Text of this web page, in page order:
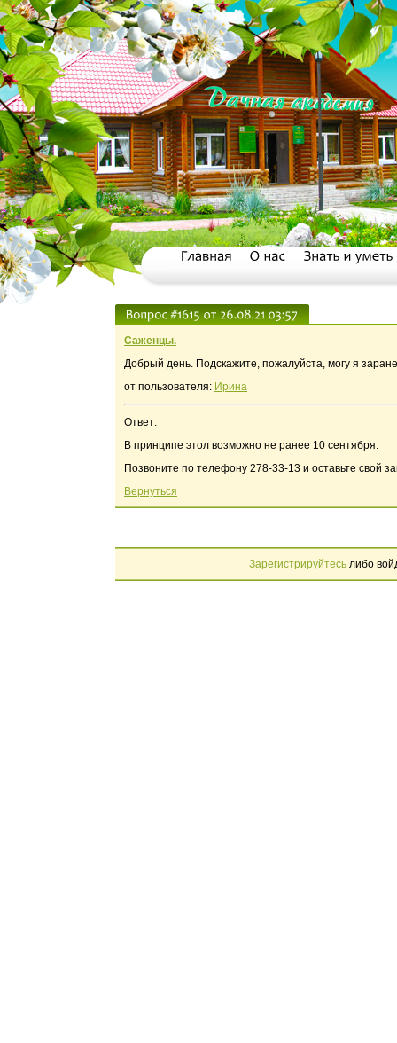
Саженцы.
Добрый день. Подскажите, пожалуйста, могу я
от пользователя: Ирина
Ответ:
В принципе этол возможно не ранее 10 сентября.
Позвоните по телефону 278-33-13 и оставьте свой
Вернуться
Зарегистрируйтесь либо